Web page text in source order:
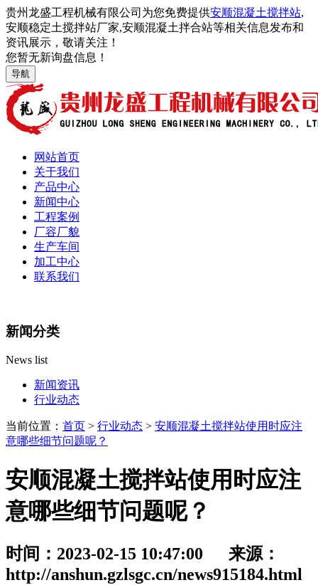
贵州龙盛工程机械有限公司为您免费提供安顺混凝土搅拌站,
安顺稳定土搅拌站厂家,安顺混凝土拌合站等相关信息发布和
资讯展示，敬请关注！
您暂无新询盘信息！
导航
网站首页
关于我们
产品中心
新闻中心
工程案例
厂容厂貌
生产车间
加工中心
联系我们
新闻分类
News list
新闻资讯
行业动态
当前位置： 首页 > 行业动态 > 安顺混凝土搅拌站使用时应注
意哪些细节问题呢？
安顺混凝土搅拌站使用时应注
意哪些细节问题呢？
时间：2023-02-15 10:47:00 来源：
http://anshun.gzlsgc.cn/news915184.html